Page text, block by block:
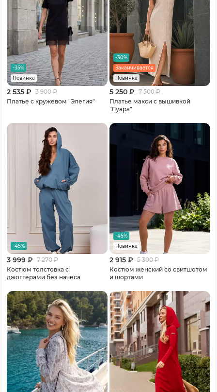
-35%
Новинка
2 535 ₽ 3 900₽
Платье с кружевом "Элегия"
-30%
Заканчивается
Новинка
5 250 ₽ 7 500₽
Платье макси с вышивкой
"Луара"
-45%
3 999 ₽ 7 270₽
Костюм толстовка с
джоггерами без начеса
-45%
Новинка
2 915 ₽ 5 300₽
Костюм женский со свитшотом
и шортами